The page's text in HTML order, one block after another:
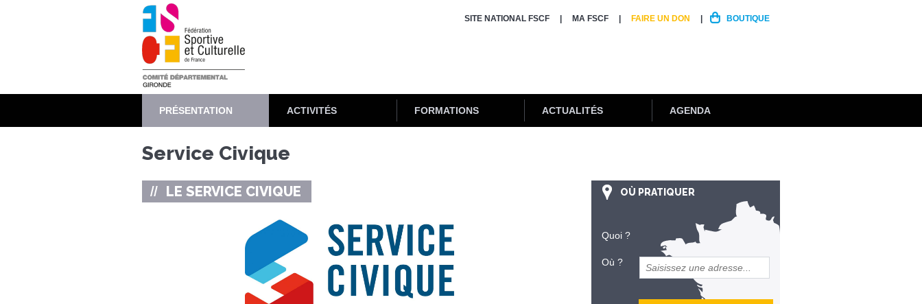
SITE NATIONAL FSCF MA FSCF FAIRE UN DON BOUTIQUE
PRÉSENTATION ACTIVITÉS FORMATIONS ACTUALITÉS AGENDA
Service Civique
LE SERVICE CIVIQUE OÙ PRATIQUER
Quoi ?
Où ?
et